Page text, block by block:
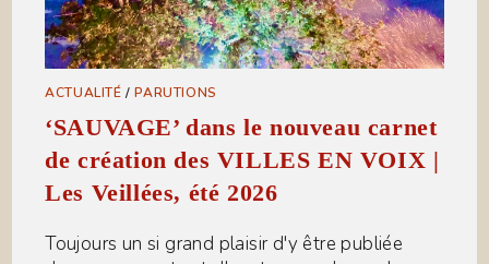
ACTUALITÉ /PARUTIONS
‘SAUVAGE’ dans le nouveau carnet
de création des VILLES EN VOIX |
Les Veillées, été 2026
Toujours un si grand plaisir d'y être publiée